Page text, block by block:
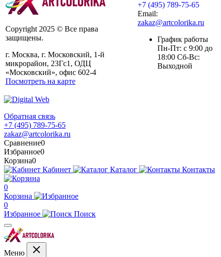
Copyright 2025 © Все права
защищены.
г. Москва, г. Московский, 1-й
микрорайон, 23Гс1, ОДЦ
«Московский», офис 602-4
Посмотреть на карте
+7 (495) 789-75-65
Email:
zakaz@artcolorika.ru
График работы
Пн-Пт: с 9:00 до
18:00 Сб-Вс:
Выходной
Обратная связь
+7 (495) 789-75-65
zakaz@artcolorika.ru
Сравнение0
Избранное0
Корзина0
Кабинет
Каталог Контакты
0
Корзина
0
Избранное
Поиск
Меню